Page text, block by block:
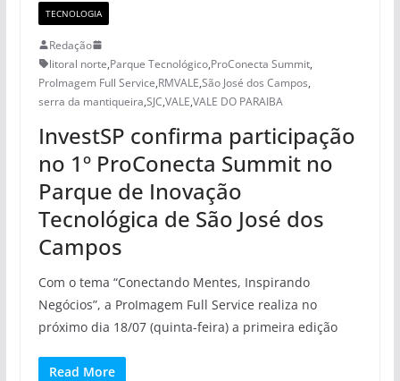
TECNOLOGIA
Redação
litoral norte,Parque Tecnológico,ProConecta Summit,
ProImagem Full Service,RMVALE,São José dos Campos,
serra da mantiqueira,SJC,VALE,VALE DO PARAIBA
InvestSP confirma participação
no 1º ProConecta Summit no
Parque de Inovação
Tecnológica de São José dos
Campos
Com o tema “Conectando Mentes, Inspirando
Negócios”, a ProImagem Full Service realiza no
próximo dia 18/07 (quinta-feira) a primeira edição
Read More